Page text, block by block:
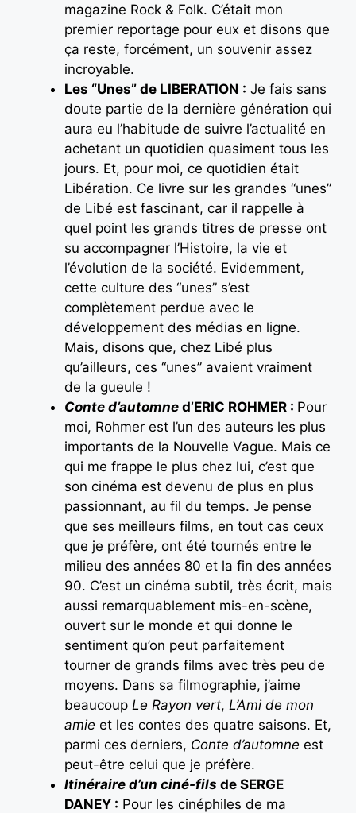
magazine Rock & Folk. C’était mon
premier reportage pour eux et disons que
ça reste, forcément, un souvenir assez
incroyable.
Les “Unes” de LIBERATION : Je fais sans
doute partie de la dernière génération qui
aura eu l’habitude de suivre l’actualité en
achetant un quotidien quasiment tous les
jours. Et, pour moi, ce quotidien était
Libération. Ce livre sur les grandes “unes”
de Libé est fascinant, car il rappelle à
quel point les grands titres de presse ont
su accompagner l’Histoire, la vie et
l’évolution de la société. Evidemment,
cette culture des “unes” s’est
complètement perdue avec le
développement des médias en ligne.
Mais, disons que, chez Libé plus
qu’ailleurs, ces “unes” avaient vraiment
de la gueule !
Conte d’automne d’ERIC ROHMER : Pour
moi, Rohmer est l’un des auteurs les plus
importants de la Nouvelle Vague. Mais ce
qui me frappe le plus chez lui, c’est que
son cinéma est devenu de plus en plus
passionnant, au fil du temps. Je pense
que ses meilleurs films, en tout cas ceux
que je préfère, ont été tournés entre le
milieu des années 80 et la fin des années
90. C’est un cinéma subtil, très écrit, mais
aussi remarquablement mis-en-scène,
ouvert sur le monde et qui donne le
sentiment qu’on peut parfaitement
tourner de grands films avec très peu de
moyens. Dans sa filmographie, j’aime
beaucoup Le Rayon vert, L’Ami de mon
amie et les contes des quatre saisons. Et,
parmi ces derniers, Conte d’automne est
peut-être celui que je préfère.
Itinéraire d’un ciné-fils de SERGE
DANEY : Pour les cinéphiles de ma